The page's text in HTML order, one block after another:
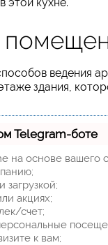
ведения
здания,
Telegram-боте
на основе вашего
акциях;
счет;
к вам;